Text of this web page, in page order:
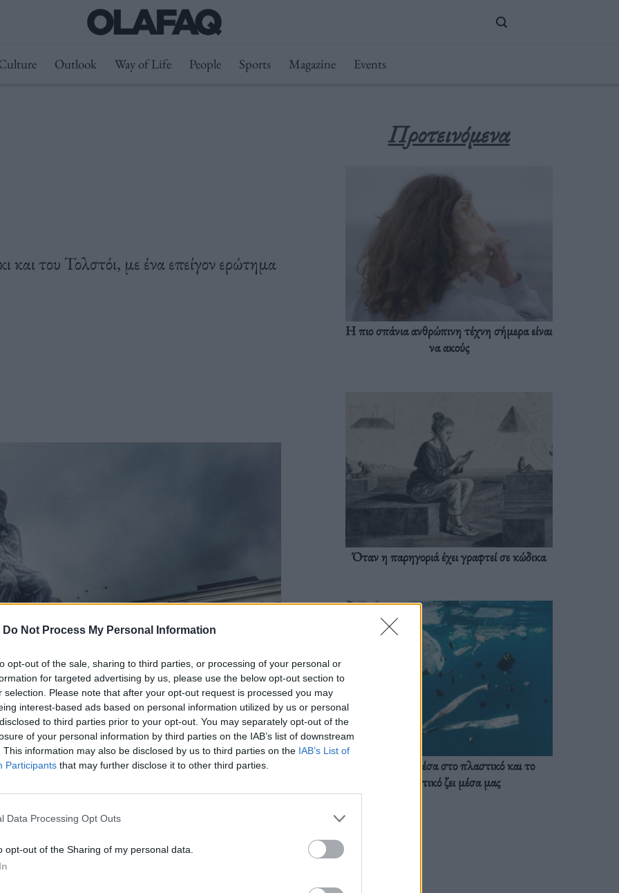
Do Not Process My Personal Information
opt-out of the sale, sharing to third parties, or processing of your personal or
for targeted advertising by us, please use the below opt-out section to
selection. Please note that after your opt-out request is processed you may
interest-based ads based on personal information utilized by us or personal
to third parties prior to your opt-out. You may separately opt-out of the
of your personal information by third parties on the IAB’s list of downstream
This information may also be disclosed by us to third parties on the IAB’s List of
Participants that may further disclose it to other third parties.
Data Processing Opt Outs
opt-out of the Sharing of my personal data.
Outlook Way of Life People Sports Magazine Events
του Τολστόι, με ένα επείγον ερώτημα
και του Τολστόι, με ένα επείγον
η βία.
Προτεινόμενα
Η πιο σπάνια ανθρώπινη τέχνη σήμερα είναι
να ακούς
Όταν η παρηγοριά έχει γραφτεί σε κώδικα
Ζούμε ήδη μέσα στο πλαστικό και το
πλαστικό ζει μέσα μας